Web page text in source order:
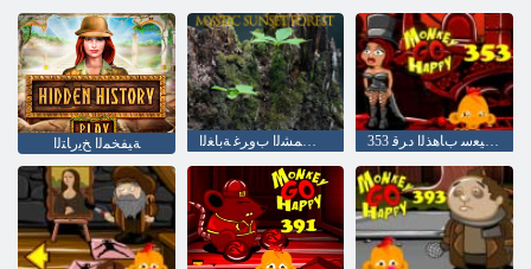
ﺔﻴﻔﺨﻤﻟﺍ ﺦﻳﺭﺎﺘﻟﺍ ﻲﻓﻮﺼﻟﺍ ﺲﻤﺸﻟﺍ ﺏﻭﺮﻏ ﺔﺑﺎﻐﻟﺍ 353 ﺔﻠﺣﺮﻤﻟﺍ ﺪﻴﻌﺳ ﺏﺎﻫﺬﻟﺍ ﺩﺮﻗ